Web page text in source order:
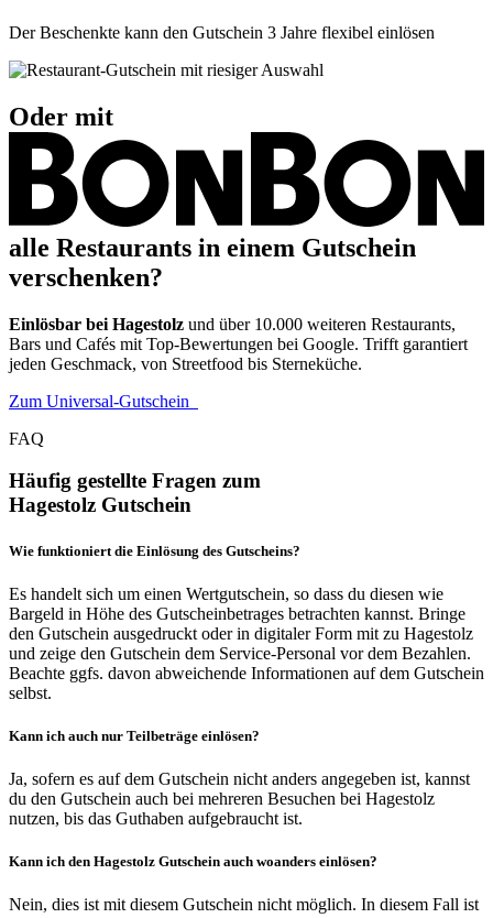
Der Beschenkte kann den Gutschein 3 Jahre flexibel einlösen
Oder mit
alle Restaurants in einem Gutschein
verschenken?
Einlösbar bei Hagestolz und über 10.000 weiteren Restaurants,
Bars und Cafés mit Top-Bewertungen bei Google. Trifft garantiert
jeden Geschmack, von Streetfood bis Sterneküche.
Zum Universal-Gutschein
FAQ
Häufig gestellte Fragen zum
Hagestolz Gutschein
Wie funktioniert die Einlösung des Gutscheins?
Es handelt sich um einen Wertgutschein, so dass du diesen wie
Bargeld in Höhe des Gutscheinbetrages betrachten kannst. Bringe
den Gutschein ausgedruckt oder in digitaler Form mit zu Hagestolz
und zeige den Gutschein dem Service-Personal vor dem Bezahlen.
Beachte ggfs. davon abweichende Informationen auf dem Gutschein
selbst.
Kann ich auch nur Teilbeträge einlösen?
Ja, sofern es auf dem Gutschein nicht anders angegeben ist, kannst
du den Gutschein auch bei mehreren Besuchen bei Hagestolz
nutzen, bis das Guthaben aufgebraucht ist.
Kann ich den Hagestolz Gutschein auch woanders einlösen?
Nein, dies ist mit diesem Gutschein nicht möglich. In diesem Fall ist